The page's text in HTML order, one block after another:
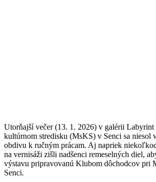
Utorňajší večer (13. 1. 2026) v galérii Labyrint
kultúrnom stredisku (MsKS) v Senci sa niesol
obdivu k ručným prácam. Aj napriek
na vernisáži zišli nadšenci remeselných diel,
výstavu pripravovanú Klubom dôchodcov pri
Senci.